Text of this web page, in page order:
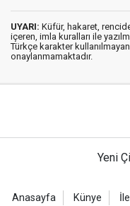
UYARI: Küfür, hakaret,
içeren, imla kuralları ile
Türkçe karakter
onaylanmamaktadır.
Yeni
Anasayfa Künye